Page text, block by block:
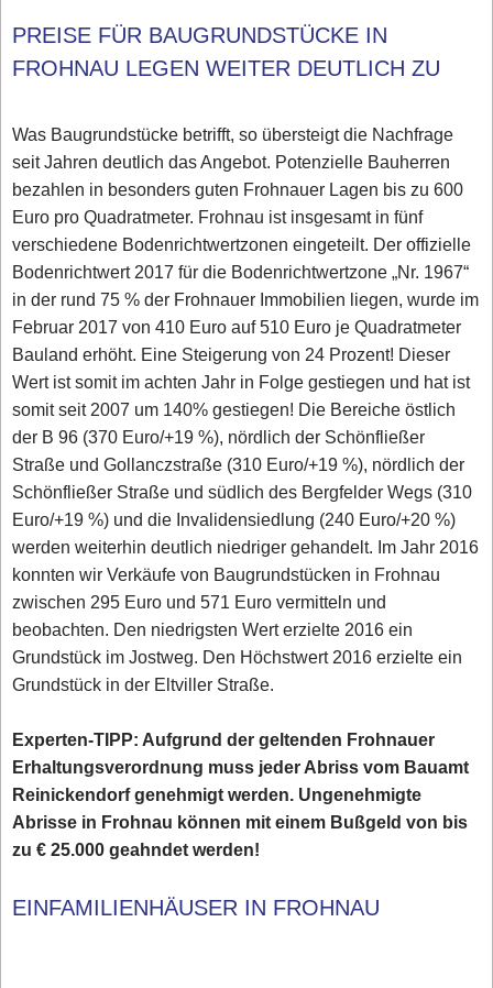
PREISE FÜR BAUGRUNDSTÜCKE IN
FROHNAU LEGEN WEITER DEUTLICH ZU
Was Baugrundstücke betrifft, so übersteigt die Nachfrage
seit Jahren deutlich das Angebot. Potenzielle Bauherren
bezahlen in besonders guten Frohnauer Lagen bis zu 600
Euro pro Quadratmeter. Frohnau ist insgesamt in fünf
verschiedene Bodenrichtwertzonen eingeteilt. Der offizielle
Bodenrichtwert 2017 für die Bodenrichtwertzone „Nr. 1967“
in der rund 75 % der Frohnauer Immobilien liegen, wurde im
Februar 2017 von 410 Euro auf 510 Euro je Quadratmeter
Bauland erhöht. Eine Steigerung von 24 Prozent! Dieser
Wert ist somit im achten Jahr in Folge gestiegen und hat ist
somit seit 2007 um 140% gestiegen! Die Bereiche östlich
der B 96 (370 Euro/+19 %), nördlich der Schönfließer
Straße und Gollanczstraße (310 Euro/+19 %), nördlich der
Schönfließer Straße und südlich des Bergfelder Wegs (310
Euro/+19 %) und die Invalidensiedlung (240 Euro/+20 %)
werden weiterhin deutlich niedriger gehandelt. Im Jahr 2016
konnten wir Verkäufe von Baugrundstücken in Frohnau
zwischen 295 Euro und 571 Euro vermitteln und
beobachten. Den niedrigsten Wert erzielte 2016 ein
Grundstück im Jostweg. Den Höchstwert 2016 erzielte ein
Grundstück in der Eltviller Straße.
Experten-TIPP: Aufgrund der geltenden Frohnauer
Erhaltungsverordnung muss jeder Abriss vom Bauamt
Reinickendorf genehmigt werden. Ungenehmigte
Abrisse in Frohnau können mit einem Bußgeld von bis
zu € 25.000 geahndet werden!
EINFAMILIENHÄUSER IN FROHNAU